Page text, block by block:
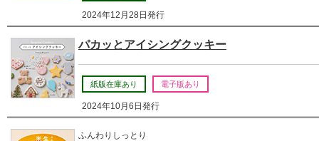
2024年12月28日発行
パカッとアイシングクッキー
紙版在庫あり 電子版あり
2024年10月6日発行
ふんわりしっとり